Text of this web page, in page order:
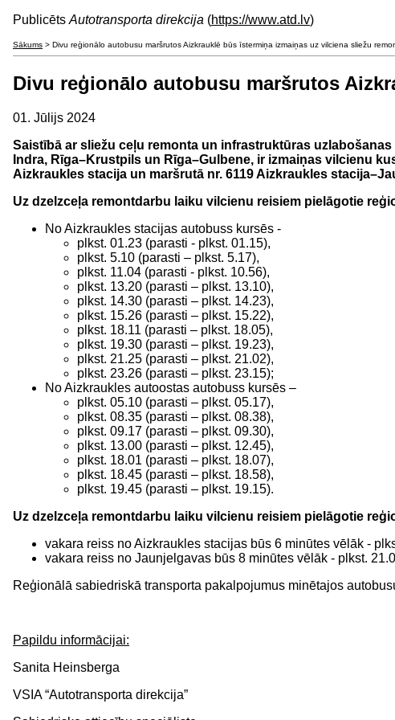
Publicēts Autotransporta direkcija (https://www.atd.lv)
Sākums > Divu reģionālo autobusu maršrutos Aizkrauklē būs īstermiņa izmaiņas uz vilciena sliežu
Divu reģionālo autobusu maršrutos
01. Jūlijs 2024
Saistībā ar sliežu ceļu remonta un infrastruktūras
Indra, Rīga–Krustpils un Rīga–Gulbene, ir izmaiņas vilcienu
Aizkraukles stacija un maršrutā nr. 6119 Aizkraukles
Uz dzelzceļa remontdarbu laiku vilcienu reisiem pielāgotie
No Aizkraukles stacijas autobuss kursēs -
plkst. 01.23 (parasti - plkst. 01.15),
plkst. 5.10 (parasti – plkst. 5.17),
plkst. 11.04 (parasti - plkst. 10.56),
plkst. 13.20 (parasti – plkst. 13.10),
plkst. 14.30 (parasti – plkst. 14.23),
plkst. 15.26 (parasti – plkst. 15.22),
plkst. 18.11 (parasti – plkst. 18.05),
plkst. 19.30 (parasti – plkst. 19.23),
plkst. 21.25 (parasti – plkst. 21.02),
plkst. 23.26 (parasti – plkst. 23.15);
No Aizkraukles autoostas autobuss kursēs –
plkst. 05.10 (parasti – plkst. 05.17),
plkst. 08.35 (parasti – plkst. 08.38),
plkst. 09.17 (parasti – plkst. 09.30),
plkst. 13.00 (parasti – plkst. 12.45),
plkst. 18.01 (parasti – plkst. 18.07),
plkst. 18.45 (parasti – plkst. 18.58),
plkst. 19.45 (parasti – plkst. 19.15).
Uz dzelzceļa remontdarbu laiku vilcienu reisiem pielāgotie
vakara reiss no Aizkraukles stacijas būs 6 minūtes vēlāk -
vakara reiss no Jaunjelgavas būs 8 minūtes vēlāk - plkst.
Reģionālā sabiedriskā transporta pakalpojumus minētajos
Papildu informācijai:
Sanita Heinsberga
VSIA “Autotransporta direkcija”